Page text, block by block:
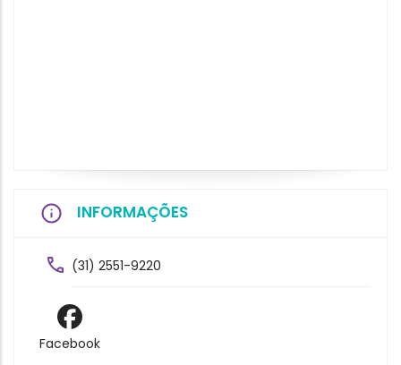
INFORMAÇÕES
(31) 2551-9220
Facebook